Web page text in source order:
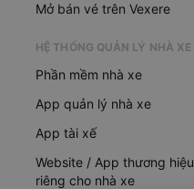
Mở bán vé trên Vexere
HỆ THỐNG QUẢN LÝ NHÀ XE
Phần mềm nhà xe
App quản lý nhà xe
App tài xế
Website / App thương hiệu
riêng cho nhà xe